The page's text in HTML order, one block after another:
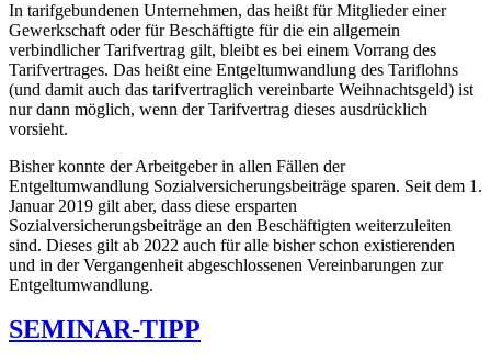
In tarifgebundenen Unternehmen, das heißt für Mitglieder einer
Gewerkschaft oder für Beschäftigte für die ein allgemein
verbindlicher Tarifvertrag gilt, bleibt es bei einem Vorrang des
Tarifvertrages. Das heißt eine Entgeltumwandlung des Tariflohns
(und damit auch das tarifvertraglich vereinbarte Weihnachtsgeld) ist
nur dann möglich, wenn der Tarifvertrag dieses ausdrücklich
vorsieht.
Bisher konnte der Arbeitgeber in allen Fällen der
Entgeltumwandlung Sozialversicherungsbeiträge sparen. Seit dem 1.
Januar 2019 gilt aber, dass diese ersparten
Sozialversicherungsbeiträge an den Beschäftigten weiterzuleiten
sind. Dieses gilt ab 2022 auch für alle bisher schon existierenden
und in der Vergangenheit abgeschlossenen Vereinbarungen zur
Entgeltumwandlung.
SEMINAR-TIPP